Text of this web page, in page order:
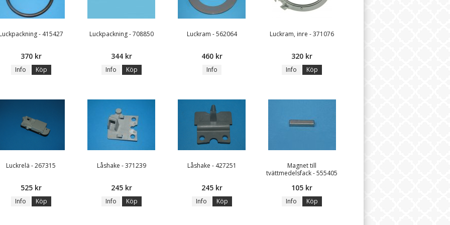
- 415427
370 kr
Info Köp
Luckpackning - 708850
344 kr
Info Köp
Luckram - 562064
460 kr
Info
Luckram, inre - 371076
320 kr
Info Köp
Luckrelä - 267315
525 kr
Info Köp
Låshake - 371239
245 kr
Info Köp
Låshake - 427251
245 kr
Info Köp
Magnet till
tvättmedelsfack - 555405
105 kr
Info Köp